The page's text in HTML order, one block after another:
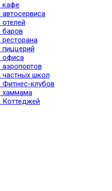
кафе
баров
офиса
школ
клубов
хаммама
Коттеджей